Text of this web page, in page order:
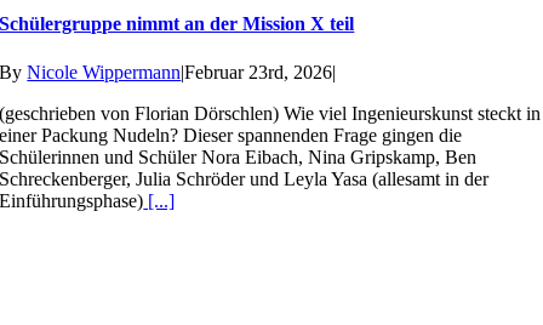
Schülergruppe nimmt an der Mission X teil
ByNicole Wippermann|Februar 23rd, 2026|
(geschrieben von Florian Dörschlen) Wie viel Ingenieurskunst steckt in
einer Packung Nudeln? Dieser spannenden Frage gingen die
Schülerinnen und Schüler Nora Eibach, Nina Gripskamp, Ben
Schreckenberger, Julia Schröder und Leyla Yasa (allesamt in der
Einführungsphase) [...]